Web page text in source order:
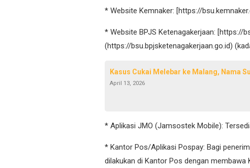
* Website Kemnaker: [https://
* Website BPJS Ketenagakerjaan: [https://
(https://bsu.bpjsketenagakerjaan.go.id)
Kasus Cukai Melebar ke Malang, Nama
April 13, 2026
* Aplikasi JMO (Jamsostek Mobile):
* Kantor Pos/Aplikasi Pospay: Bagi
dilakukan di Kantor Pos dengan membawa